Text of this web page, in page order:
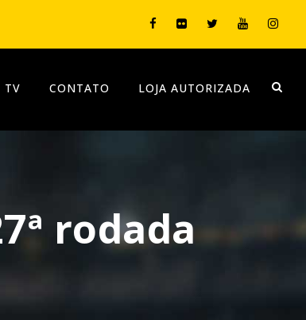
TV CONTATO LOJA AUTORIZADA
rodada